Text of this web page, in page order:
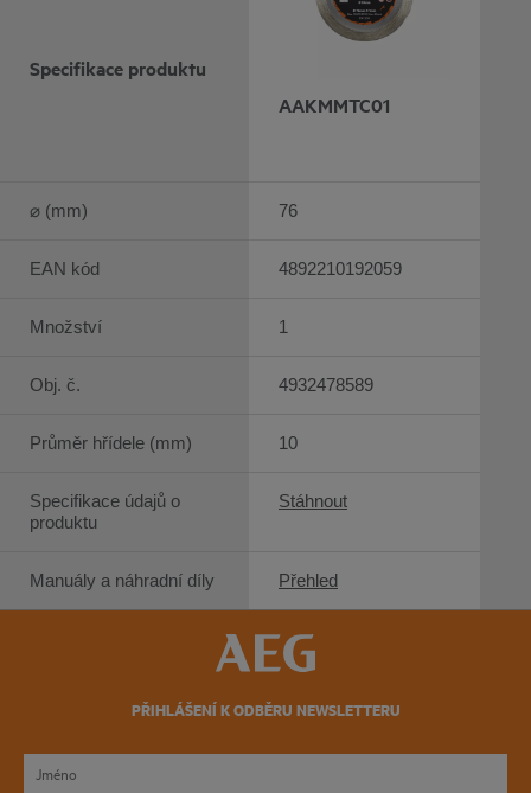
Specifikace produktu
⌀ (mm)
EAN kód
Množství
Obj. č.
Průměr hřídele (mm)
Specifikace údajů o
produktu
Manuály a náhradní díly
AAKMMTC01
76
4892210192059
1
4932478589
10
Stáhnout
Přehled
PŘIHLÁŠENÍ K ODBĚRU NEWSLETTERU